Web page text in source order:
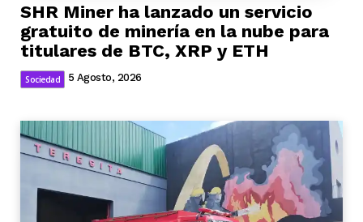
SHR Miner ha lanzado un servicio
gratuito de minería en la nube para
titulares de BTC, XRP y ETH
Sociedad 5 Agosto, 2026